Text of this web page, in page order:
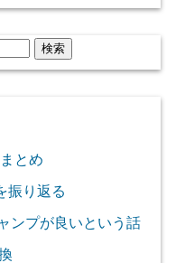
とめ
振り返る
ンプが良いという話